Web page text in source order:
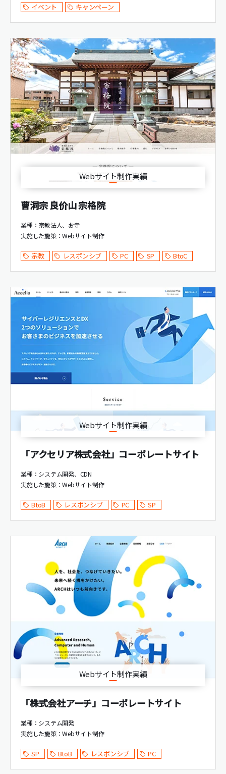
イベント キャンペーン
Webサイト制作実績
曹洞宗 良价山 宗格院
業種：宗教法人、お寺
実施した施策：Webサイト制作
宗教 レスポンシブ PC SP BtoC
Webサイト制作実績
「アクセリア株式会社」コーポレートサイト
業種：システム開発、CDN
実施した施策：Webサイト制作
BtoB レスポンシブ PC SP
Webサイト制作実績
「株式会社アーチ」コーポレートサイト
業種：システム開発
実施した施策：Webサイト制作
SP BtoB レスポンシブ PC